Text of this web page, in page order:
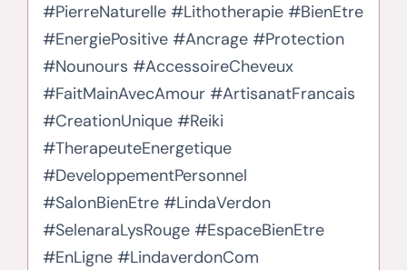
#PierreNaturelle #Lithotherapie #BienEtre
#EnergiePositive #Ancrage #Protection
#Nounours #AccessoireCheveux
#FaitMainAvecAmour #ArtisanatFrancais
#CreationUnique #Reiki
#TherapeuteEnergetique
#DeveloppementPersonnel
#SalonBienEtre #LindaVerdon
#SelenaraLysRouge #EspaceBienEtre
#EnLigne #LindaverdonCom